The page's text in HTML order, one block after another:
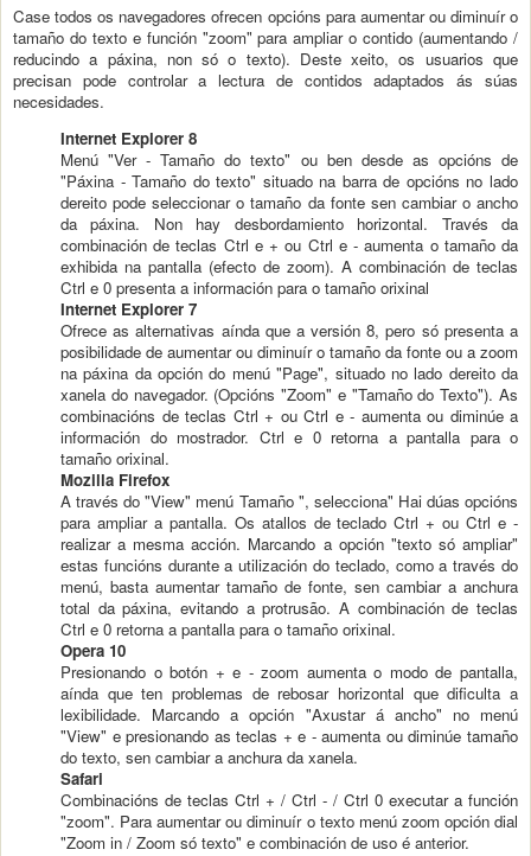
Case todos os navegadores ofrecen opcións para aumentar ou diminuír o
tamaño do texto e función "zoom" para ampliar o contido (aumentando /
reducindo a páxina, non só o texto). Deste xeito, os usuarios que
precisan pode controlar a lectura de contidos adaptados ás súas
necesidades.
Internet Explorer 8
Menú "Ver - Tamaño do texto" ou ben desde as opcións de
"Páxina - Tamaño do texto" situado na barra de opcións no lado
dereito pode seleccionar o tamaño da fonte sen cambiar o ancho
da páxina. Non hay desbordamiento horizontal. Través da
combinación de teclas Ctrl e + ou Ctrl e - aumenta o tamaño da
exhibida na pantalla (efecto de zoom). A combinación de teclas
Ctrl e 0 presenta a información para o tamaño orixinal
Internet Explorer 7
Ofrece as alternativas aínda que a versión 8, pero só presenta a
posibilidade de aumentar ou diminuír o tamaño da fonte ou a zoom
na páxina da opción do menú "Page", situado no lado dereito da
xanela do navegador. (Opcións "Zoom" e "Tamaño do Texto"). As
combinacións de teclas Ctrl + ou Ctrl e - aumenta ou diminúe a
información do mostrador. Ctrl e 0 retorna a pantalla para o
tamaño orixinal.
Mozilla Firefox
A través do "View" menú Tamaño ", selecciona" Hai dúas opcións
para ampliar a pantalla. Os atallos de teclado Ctrl + ou Ctrl e -
realizar a mesma acción. Marcando a opción "texto só ampliar"
estas funcións durante a utilización do teclado, como a través do
menú, basta aumentar tamaño de fonte, sen cambiar a anchura
total da páxina, evitando a protrusão. A combinación de teclas
Ctrl e 0 retorna a pantalla para o tamaño orixinal.
Opera 10
Presionando o botón + e - zoom aumenta o modo de pantalla,
aínda que ten problemas de rebosar horizontal que dificulta a
lexibilidade. Marcando a opción "Axustar á ancho" no menú
"View" e presionando as teclas + e - aumenta ou diminúe tamaño
do texto, sen cambiar a anchura da xanela.
Safari
Combinacións de teclas Ctrl + / Ctrl - / Ctrl 0 executar a función
"zoom". Para aumentar ou diminuír o texto menú zoom opción dial
"Zoom in / Zoom só texto" e combinación de uso é anterior.